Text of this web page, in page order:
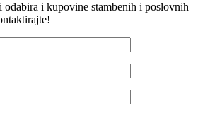
odabira i kupovine stambenih i poslovnih